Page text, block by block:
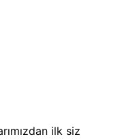
ilk siz